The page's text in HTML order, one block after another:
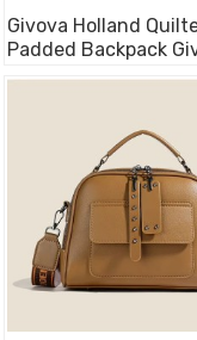
Givova Holland
Padded Backpack
Unisex Multipocket